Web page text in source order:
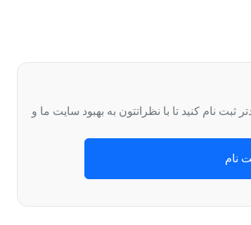
نام کنید تا با نظراتتون به بهبود سایت ما و
نام